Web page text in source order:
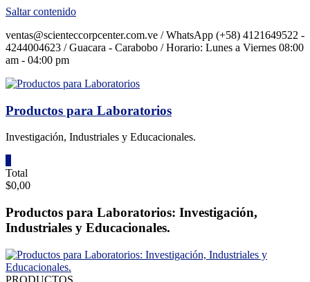
Saltar contenido
ventas@scienteccorpcenter.com.ve / WhatsApp (+58) 4121649522 -
4244004623 / Guacara - Carabobo / Horario: Lunes a Viernes 08:00
am - 04:00 pm
Productos para Laboratorios
Investigación, Industriales y Educacionales.
Total
$0,00
Productos para Laboratorios: Investigación,
Industriales y Educacionales.
PRODUCTOS